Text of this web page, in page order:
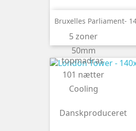
Bruxelles Parliament-
5 zoner
50mm
topmadras
101 nætter
Cooling
Danskproduceret